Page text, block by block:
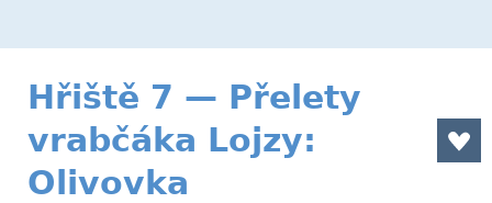
Hřiště 7 — Přelety
vrabčáka Lojzy:
Olivovka